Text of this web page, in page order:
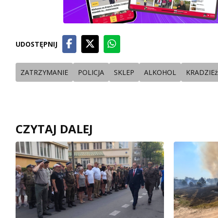
UDOSTĘPNIJ
ZATRZYMANIE POLICJA SKLEP ALKOHOL
CZYTAJ DALEJ